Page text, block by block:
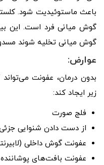
باعث ماستوئیدیت شود.
گوش میانی فرد است. این
گوش میانی تخلیه شوند
عوارض:
بدون درمان، عفونت
زیر ایجاد کند:
فلج صورت
از دست دادن شنوایی
عفونت گوش داخلی
عفونت بافت‌های